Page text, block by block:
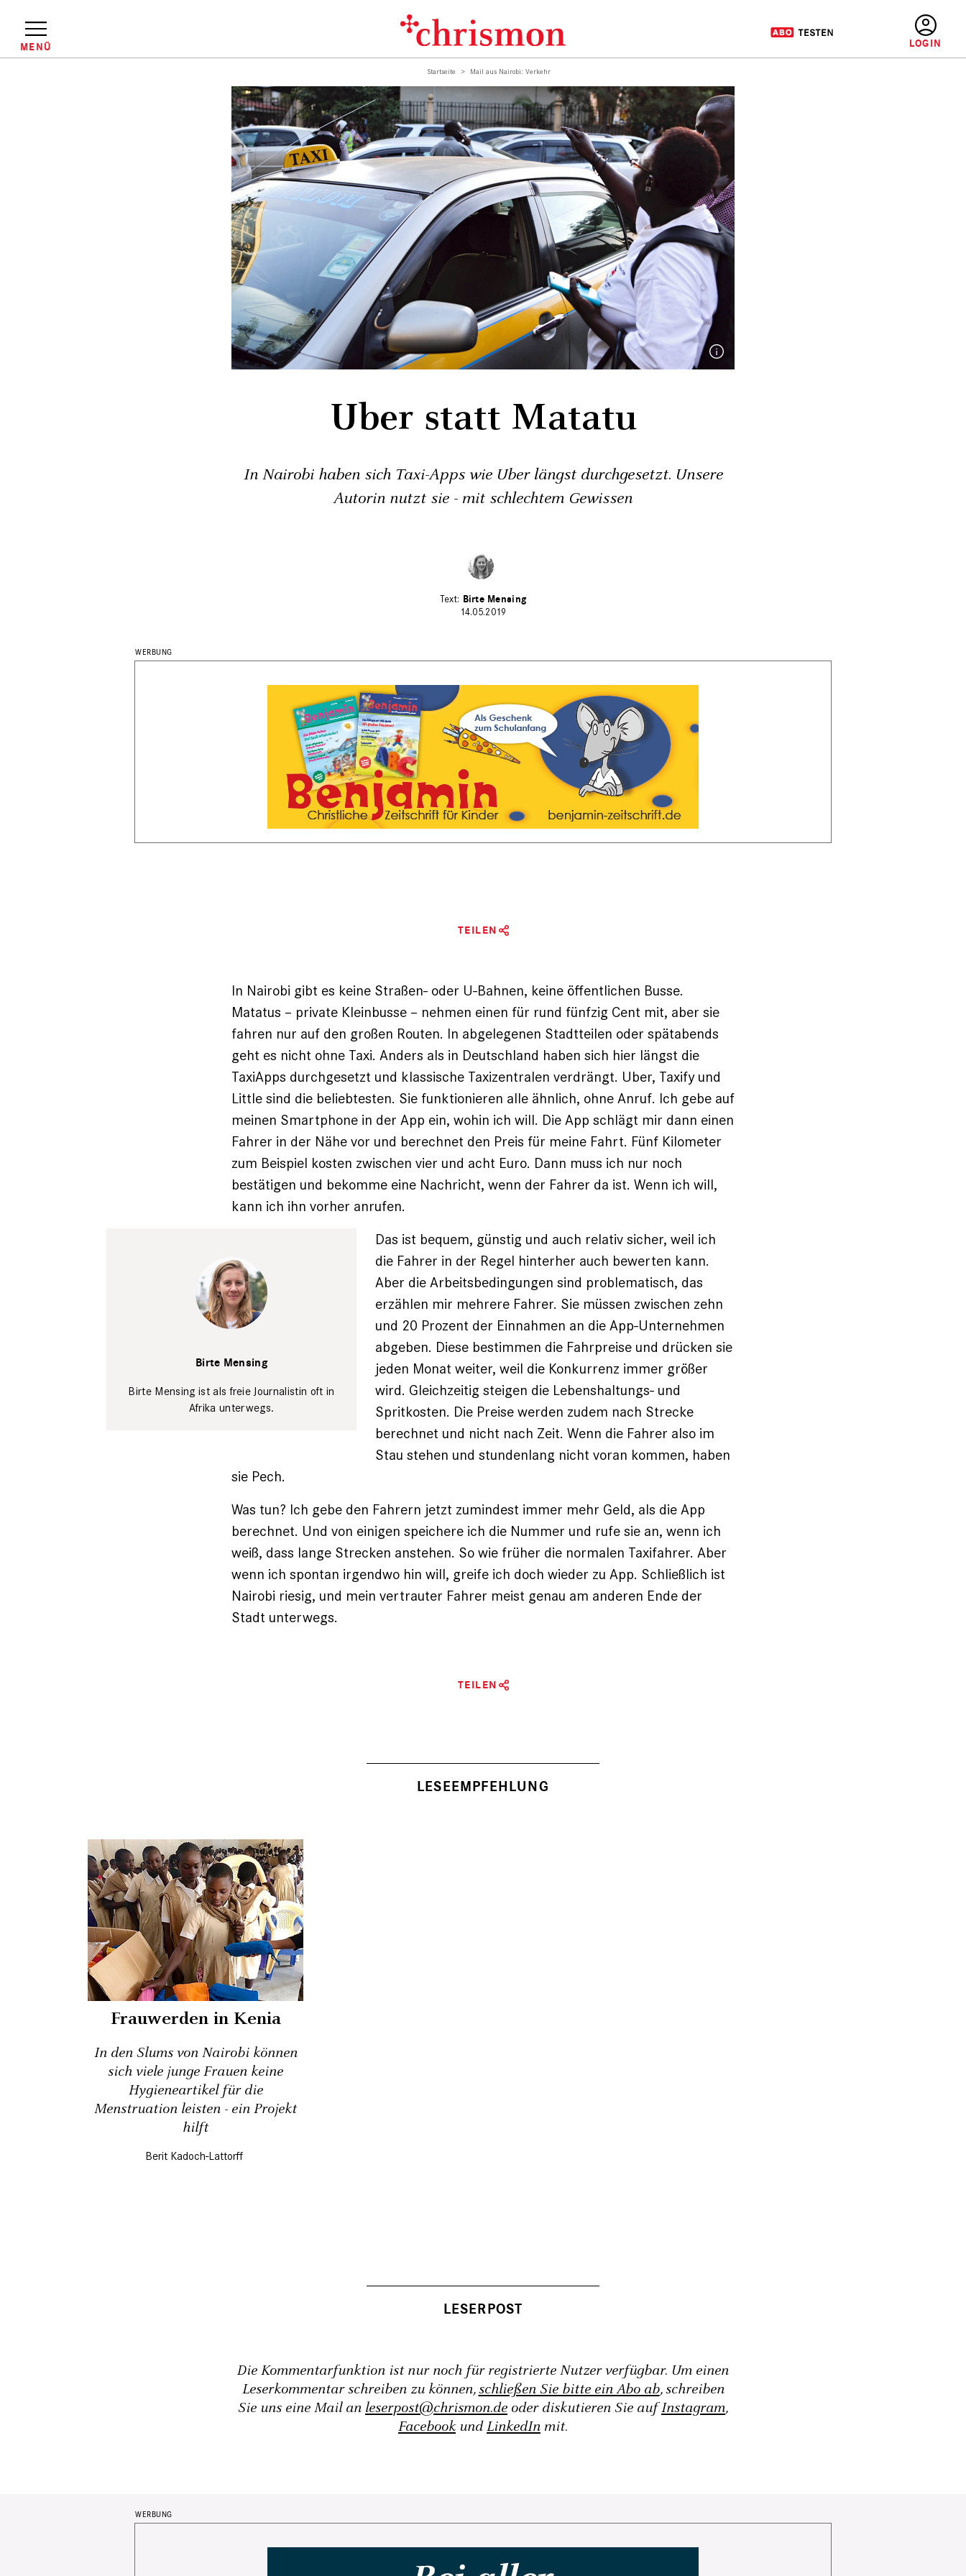
Inhalt
MENÜ
Startseite Mail aus Nairobi: Verkehr
Uber statt Matatu
In Nairobi haben sich Taxi-Apps wie Uber längst durchgesetzt. Unsere
Autorin nutzt sie - mit schlechtem Gewissen
Birte Mensing
14.05.2019
TEILEN
In Nairobi gibt es keine Straßen- oder U-Bahnen, keine öffentlichen Busse.
Matatus – private Kleinbusse – nehmen einen für rund fünfzig Cent mit, aber sie
fahren nur auf den großen Routen. In abgelegenen Stadtteilen oder spätabends
geht es nicht ohne Taxi. Anders als in Deutschland haben sich hier längst die
TaxiApps durchgesetzt und klassische Taxizentralen verdrängt. Uber, Taxify und
Little sind die beliebtesten. Sie funktionieren alle ähnlich, ohne Anruf. Ich gebe auf
meinen Smartphone in der App ein, wohin ich will. Die App schlägt mir dann einen
Fahrer in der Nähe vor und berechnet den Preis für meine Fahrt. Fünf Kilometer
zum Beispiel kosten zwischen vier und acht Euro. Dann muss ich nur noch
bestätigen und bekomme eine Nachricht, wenn der Fahrer da ist. Wenn ich will,
kann ich ihn vorher anrufen.
Birte Mensing
Birte Mensing ist als freie Journalistin oft in
Afrika unterwegs.
Das ist bequem, günstig und auch relativ sicher, weil ich
die Fahrer in der Regel hinterher auch bewerten kann.
Aber die Arbeitsbedingungen sind problematisch, das
erzählen mir mehrere Fahrer. Sie müssen zwischen zehn
und 20 Prozent der Einnahmen an die App-Unternehmen
abgeben. Diese bestimmen die Fahrpreise und drücken sie
jeden Monat weiter, weil die Konkurrenz immer größer
wird. Gleichzeitig steigen die Lebenshaltungs- und
Spritkosten. Die Preise werden zudem nach Strecke
berechnet und nicht nach Zeit. Wenn die Fahrer also im
Stau stehen und stundenlang nicht voran kommen, haben
sie Pech.
Was tun? Ich gebe den Fahrern jetzt zumindest immer mehr Geld, als die App
berechnet. Und von einigen speichere ich die Nummer und rufe sie an, wenn ich
weiß, dass lange Strecken anstehen. So wie früher die normalen Taxifahrer. Aber
wenn ich spontan irgendwo hin will, greife ich doch wieder zu App. Schließlich ist
Nairobi riesig, und mein vertrauter Fahrer meist genau am anderen Ende der
Stadt unterwegs.
TEILEN
LESEEMPFEHLUNG
Frauwerden in Kenia
In den Slums von Nairobi können
sich viele junge Frauen keine
Hygieneartikel für die
Menstruation leisten - ein Projekt
hilft
Berit Kadoch-Lattorff
Die Kommentarfunktion ist nur noch für registrierte Nutzer verfügbar. Um einen
Leserkommentar schreiben zu können,schließen Sie bitte ein Abo ab, schreiben
Sie uns eine Mail an leserpost@chrismon.de oder diskutieren Sie aufInstagram,
FacebookundLinkedIn mit.